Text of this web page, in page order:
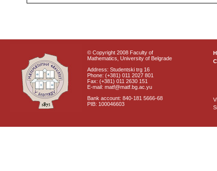
© Copyright 2008 Faculty of
Mathematics, University of Belgrade
Address: Studentski trg 16
Phone: (+381) 011 2027 801
Fax: (+381) 011 2630 151
E-mail: matf@matf.bg.ac.yu
Bank account: 840-181 5666-68
PIB: 100046603